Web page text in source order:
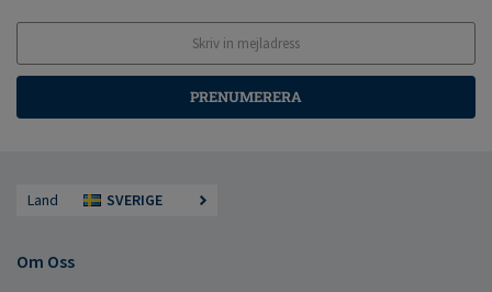
PRENUMERERA
Land SVERIGE
Om Oss